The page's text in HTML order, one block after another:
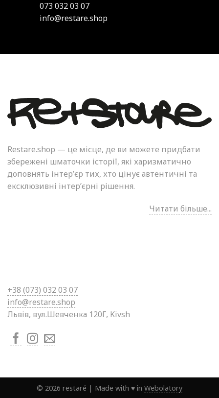
073 032 03 07
info@restare.shop
Restare.shop — це місце, де ви можете придбати
збережені шматочки історії, які харизматично
доповнять інтер’єр тих, хто цінує автентичні та
ексклюзивні інтер’єрні рішення.
Читати більше...
+38 (073) 032 03 07
info@restare.shop
Львів, вул.Шевченка 120Г, Kivsh
© 2026 restaré | Made with ♥ in Webolatory